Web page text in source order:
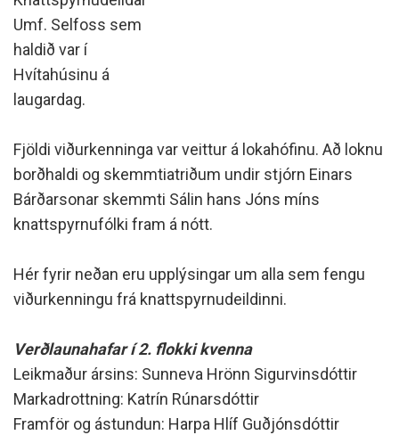
Umf. Selfoss sem
haldið var í
Hvítahúsinu á
laugardag.
Fjöldi viðurkenninga var veittur á lokahófinu. Að loknu
borðhaldi og skemmtiatriðum undir stjórn Einars
Bárðarsonar skemmti Sálin hans Jóns míns
knattspyrnufólki fram á nótt.
Hér fyrir neðan eru upplýsingar um alla sem fengu
viðurkenningu frá knattspyrnudeildinni.
Verðlaunahafar í 2. flokki kvenna
Leikmaður ársins: Sunneva Hrönn Sigurvinsdóttir
Markadrottning: Katrín Rúnarsdóttir
Framför og ástundun: Harpa Hlíf Guðjónsdóttir